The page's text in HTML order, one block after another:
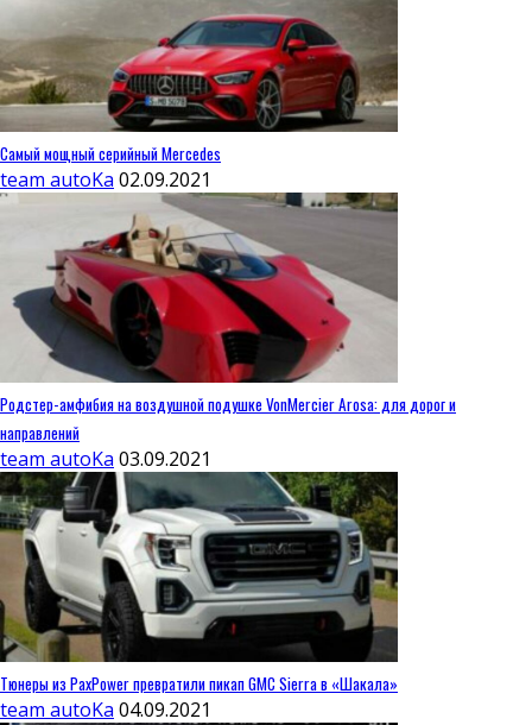
Самый мощный серийный Mercedes
team autoKa 02.09.2021
Родстер-амфибия на воздушной подушке VonMercier Arosa: для дорог и
направлений
team autoKa 03.09.2021
Тюнеры из PaxPower превратили пикап GMC Sierra в «Шакала»
team autoKa 04.09.2021